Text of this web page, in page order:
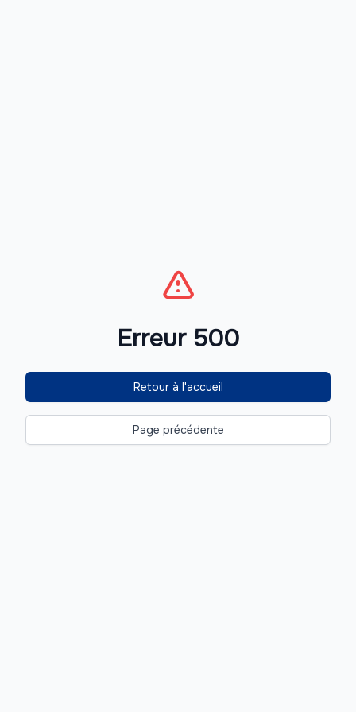
Erreur 500
Retour à l'accueil
Page précédente